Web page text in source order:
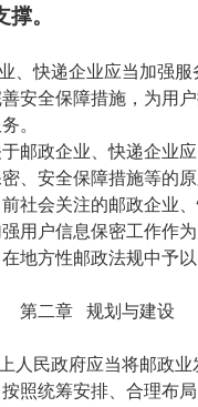
。
快递企业应当加强服
安全保障措施，为用
。
政企业、快递企业应
、安全保障措施等的原
会关注的邮政企业、
用户信息保密工作作
地方性邮政法规中予以
二章 规划与建设
民政府应当将邮政业
照统筹安排、合理布